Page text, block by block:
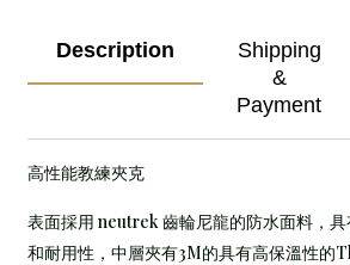
Description
Shipping
&
Payment
高性能教練夾克
表面採用 neutrek 齒輪尼龍的防水面料，
和耐用性， 中層夾有3M的具有高保溫性的